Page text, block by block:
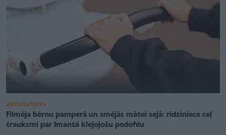
AKTUALITĀTES
Filmēja bērnu pamperā un smējās mātei sejā: rīdziniece ceļ
trauksmi par Imantā klejojošu pedofilu